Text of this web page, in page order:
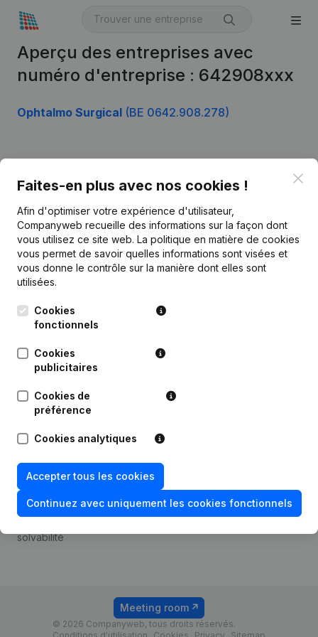
Aperçu des entreprises avec
numéro d'entreprise : 642908xxx
Ophtalmo Surgical (BE 0642.908.278)
Faites-en plus avec nos cookies !
Afin d'optimiser votre expérience d'utilisateur,
Companyweb recueille des informations sur la façon dont
vous utilisez ce site web. La politique en matière de cookies
vous permet de savoir quelles informations sont visées et
vous donne le contrôle sur la manière dont elles sont
utilisées.
Cookies
fonctionnels
Cookies
publicitaires
Cookies de
préférence
Cookies analytiques
Accepter tous les cookies
Continuez avec uniquement les cookies fonctionnels
Français
Kantorenpark Everest
Leuvensesteenweg
1800 Vilvoorde
Informations d’entreprise
Monitoring
Recherche internationale
Prospection
Compliance et prévention
de la fraude
Consulter des comptes
Recherche de numéro de
TVA
solvabilité
Tarifs
© 2026 Companyweb, tous droits réservés.
Meeting room